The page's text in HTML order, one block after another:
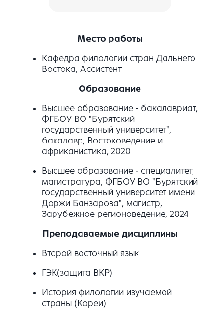
Место работы
Кафедра филологии стран Дальнего
Востока, Ассистент
Образование
Высшее образование - бакалавриат,
ФГБОУ ВО "Бурятский
государственный университет",
бакалавр, Востоковедение и
африканистика, 2020
Высшее образование - специалитет,
магистратура, ФГБОУ ВО "Бурятский
государственный университет имени
Доржи Банзарова", магистр,
Зарубежное регионоведение, 2024
Преподаваемые дисциплины
Второй восточный язык
ГЭК(защита ВКР)
История филологии изучаемой
страны (Кореи)